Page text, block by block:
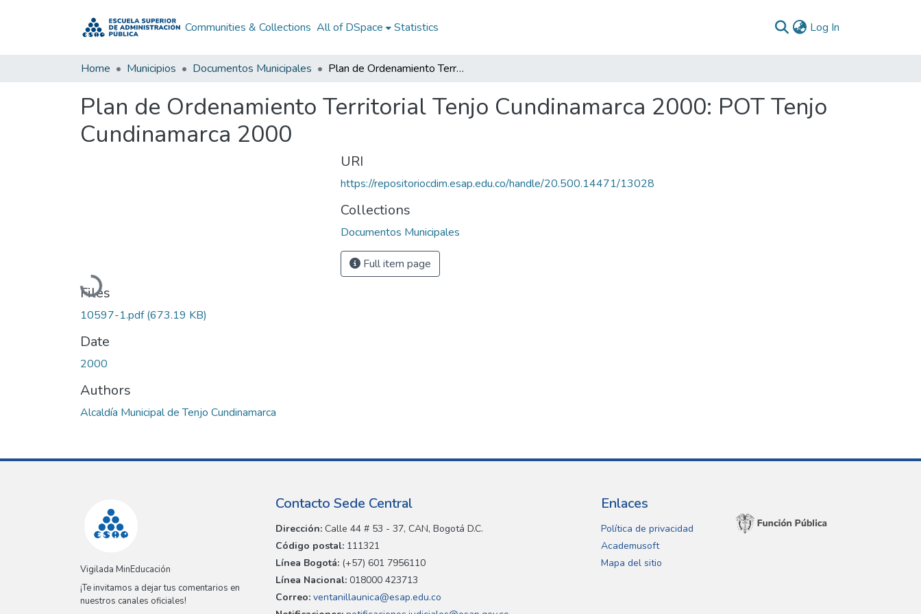
Communities & Collections All of DSpace Statistics Log In
Home Municipios Documentos Municipales Plan de Ordenamiento Territorial Tenjo Cundinamarca 2000: POT Tenjo Cundinamarca 2000
Plan de Ordenamiento Territorial Tenjo Cundinamarca 2000: POT Tenjo
Cundinamarca 2000
Loading...
Files
10597-1.pdf(673.19 KB)
Date
2000
Authors
Alcaldía Municipal de Tenjo Cundinamarca
URI
https://repositoriocdim.esap.edu.co/handle/20.500.14471/13028
Collections
Documentos Municipales
Full item page
Vigilada MinEducación
¡Te invitamos a dejar tus comentarios en
nuestros canales oficiales!
Contacto Sede Central
Dirección: Calle 44 # 53 - 37, CAN, Bogotá D.C.
Código postal: 111321
Línea Bogotá: (+57) 601 7956110
Línea Nacional: 018000 423713
Correo: ventanillaunica@esap.edu.co
Enlaces
Política de privacidad
Academusoft
Mapa del sitio